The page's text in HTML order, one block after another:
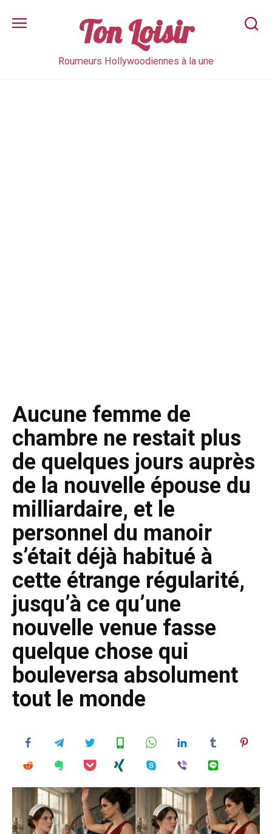
content
Ton Loisir
Roumeurs Hollywoodiennes à la une
Aucune femme de
chambre ne restait plus
de quelques jours auprès
de la nouvelle épouse du
milliardaire, et le
personnel du manoir
s’était déjà habitué à
cette étrange régularité,
jusqu’à ce qu’une
nouvelle venue fasse
quelque chose qui
bouleversa absolument
tout le monde